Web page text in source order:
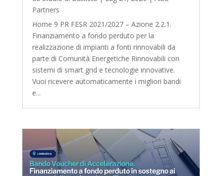
Partners
Home 9 PR FESR 2021/2027 – Azione 2.2.1.
Finanziamento a fondo perduto per la
realizzazione di impianti a fonti rinnovabili da
parte di Comunità Energetiche Rinnovabili con
sistemi di smart grid e tecnologie innovative.
Vuoi ricevere automaticamente i migliori bandi
e...